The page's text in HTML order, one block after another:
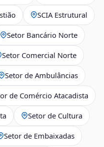
SCIA Estrutural
Setor Bancário Norte
Setor Comercial Norte
Setor de Ambulâncias
de Comércio Atacadista
Setor de Cultura
Setor de Embaixadas